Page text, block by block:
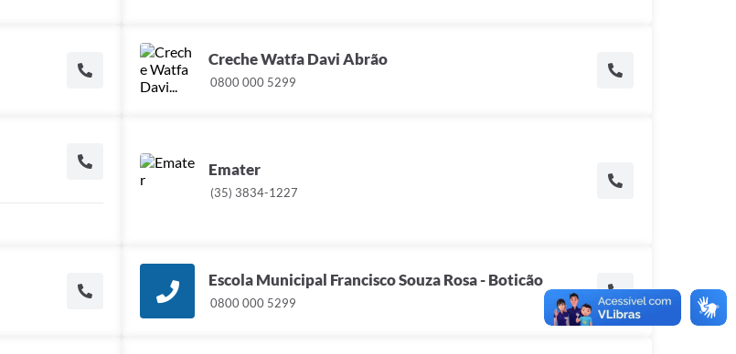
Creche Watfa Davi Abrão
0800 000 5299
Emater
(35) 3834-1227
Escola Municipal Francisco Souza Rosa - Boticão
0800 000 5299